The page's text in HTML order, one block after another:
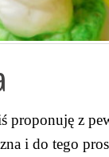
proponuję z
i do tego